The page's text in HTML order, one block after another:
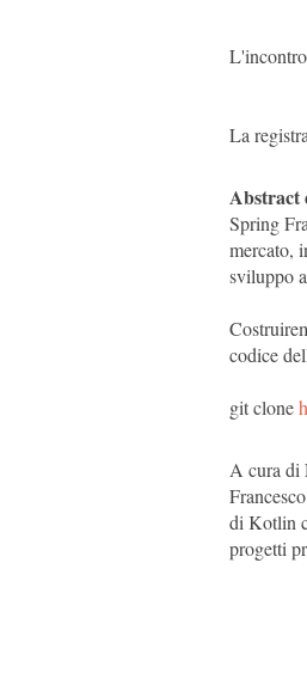
La
Abstract
Spring
mercato,
sviluppo
codice
git clone
A cura di
di Kotlin
progetti